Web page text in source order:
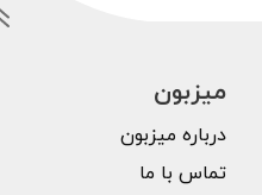
میزبون
درباره میزبون
تماس با ما